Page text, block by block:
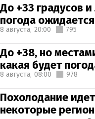
До +33 градусов
погода
8 августа, 20:00 795
До +38, но
какая будет
8 августа, 08:00 978
Похолодание
некоторые